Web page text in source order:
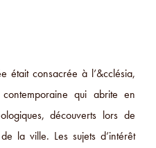
était consacrée à l’&cclésia,
qui abrite en
découverts lors de
la ville. Les sujets d’intérêt